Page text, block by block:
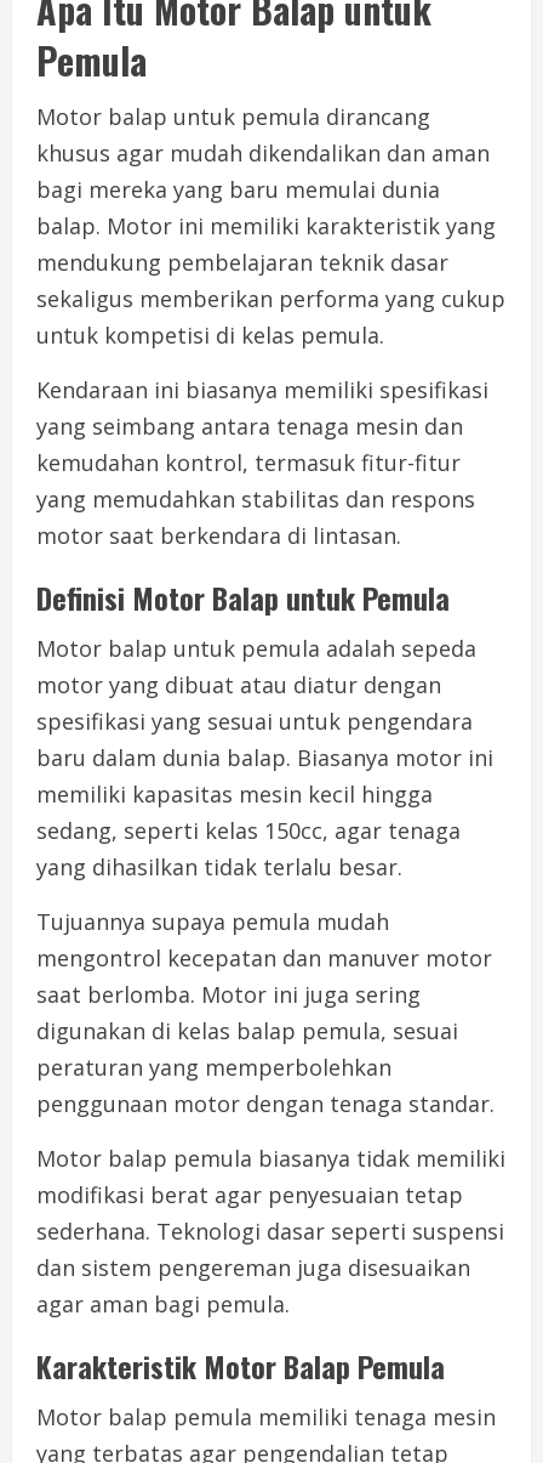
Pemula
Motor balap untuk pemula dirancang
khusus agar mudah dikendalikan dan aman
bagi mereka yang baru memulai dunia
balap. Motor ini memiliki karakteristik yang
mendukung pembelajaran teknik dasar
sekaligus memberikan performa yang cukup
untuk kompetisi di kelas pemula.
Kendaraan ini biasanya memiliki spesifikasi
yang seimbang antara tenaga mesin dan
kemudahan kontrol, termasuk fitur-fitur
yang memudahkan stabilitas dan respons
motor saat berkendara di lintasan.
Definisi Motor Balap untuk Pemula
Motor balap untuk pemula adalah sepeda
motor yang dibuat atau diatur dengan
spesifikasi yang sesuai untuk pengendara
baru dalam dunia balap. Biasanya motor ini
memiliki kapasitas mesin kecil hingga
sedang, seperti kelas 150cc, agar tenaga
yang dihasilkan tidak terlalu besar.
Tujuannya supaya pemula mudah
mengontrol kecepatan dan manuver motor
saat berlomba. Motor ini juga sering
digunakan di kelas balap pemula, sesuai
peraturan yang memperbolehkan
penggunaan motor dengan tenaga standar.
Motor balap pemula biasanya tidak memiliki
modifikasi berat agar penyesuaian tetap
sederhana. Teknologi dasar seperti suspensi
dan sistem pengereman juga disesuaikan
agar aman bagi pemula.
Karakteristik Motor Balap Pemula
Motor balap pemula memiliki tenaga mesin
yang terbatas agar pengendalian tetap